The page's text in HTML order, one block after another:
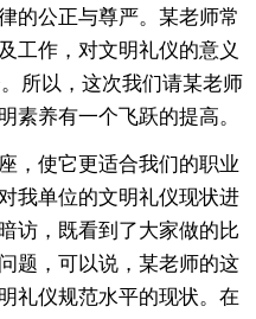
的公正与尊严。某老师常
工作，对文明礼仪的意义
所以，这次我们请某老师
素养有一个飞跃的提高。
，使它更适合我们的职业
我单位的文明礼仪现状进
访，既看到了大家做的比
题，可以说，某老师的这
礼仪规范水平的现状。在